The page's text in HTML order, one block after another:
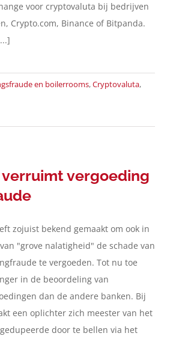
voor cryptovaluta bij bedrijven
Crypto.com, Binance of Bitpanda.
en boilerrooms,Cryptovaluta,
verruimt vergoeding
zojuist bekend gemaakt om ook in
"grove nalatigheid" de schade van
te vergoeden. Tot nu toe
in de beoordeling van
dan de andere banken. Bij
een oplichter zich meester van het
door te bellen via het